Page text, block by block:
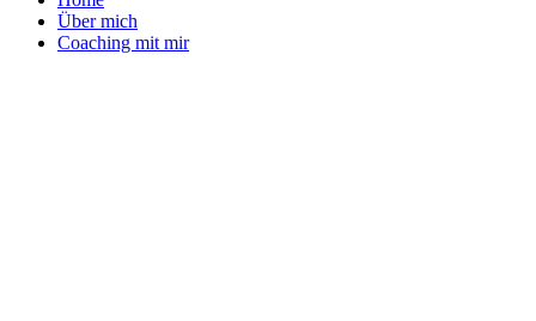
Über mich
Coaching mit mir